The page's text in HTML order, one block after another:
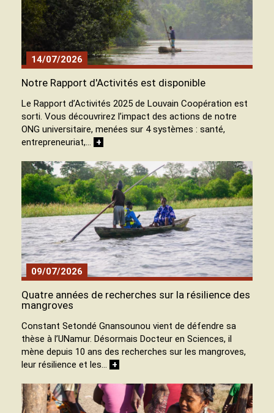
14/07/2026
Notre Rapport d'Activités est disponible
Le Rapport d’Activités 2025 de Louvain Coopération est
sorti. Vous découvrirez l’impact des actions de notre
ONG universitaire, menées sur 4 systèmes : santé,
entrepreneuriat,… +
09/07/2026
Quatre années de recherches sur la résilience des
mangroves
Constant Setondé Gnansounou vient de défendre sa
thèse à l’UNamur. Désormais Docteur en Sciences, il
mène depuis 10 ans des recherches sur les mangroves,
leur résilience et les… +